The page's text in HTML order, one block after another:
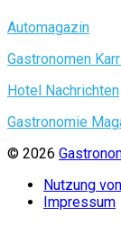
Automagazin
Gastronomen
Hotel Nachrichten
Gastronomie
© 2026
Nutzung
Impressum